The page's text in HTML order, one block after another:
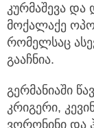
კურმაშევა და
მოქალაქე
რომელსაც
გააჩნია.
გერმანიაში
კრიგერი,
ვორონინი და